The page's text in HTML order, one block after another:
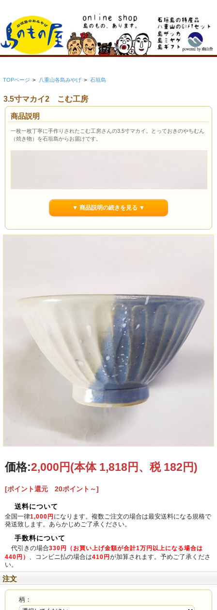
TOPページ > 八重山各島みやげ > 石垣島
3.5寸マカイ2 こむ工房
商品説明
一枚一枚丁寧に手作りされたこむ工房さんの3.5寸マカイ。とっておきのやちむん
（焼き物）を石垣島からお届けです。
▲B
▲A
▼ 商品説明の続きを見る ▼
価格:2,000円(本体 1,818円、税 182円)
[ポイント還元 20ポイント～]
送料について
全国一律1,000円 になります。複数ご注文の場合は最安送料になる規格で
発送致します。あらかじめご了承ください。
手数料について
代引きの場合330円（お買い上げ金額が合計1万円以上になる場合は
440円） 、コンビニ払の場合は410円 が加算されます。予めご了承くださ
い。
注文
柄：